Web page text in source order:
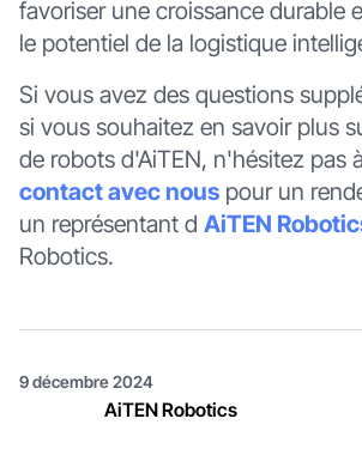
favoriser une croissance durable
le potentiel de la logistique
Si vous avez des questions
si vous souhaitez en savoir plus
de robots d'AiTEN, n'hésitez pas à
contact avec nouspour un
un représentant d AiTEN
Robotics.
9 décembre 2024
AiTEN Robotics